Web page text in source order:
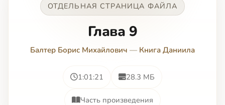
ОТДЕЛЬНАЯ СТРАНИЦА ФАЙЛА
Глава 9
Балтер Борис Михайлович — Книга Даниила
1:01:21 28.3 МБ
Часть произведения